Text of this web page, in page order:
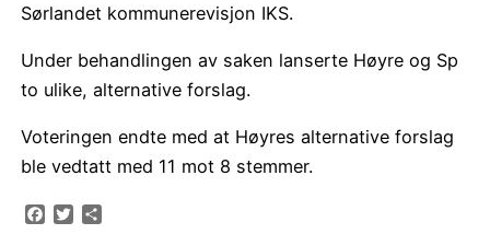
Sørlandet kommunerevisjon IKS.
Under behandlingen av saken lanserte Høyre og Sp
to ulike, alternative forslag.
Voteringen endte med at Høyres alternative forslag
ble vedtatt med 11 mot 8 stemmer.
Facebook
Twitter